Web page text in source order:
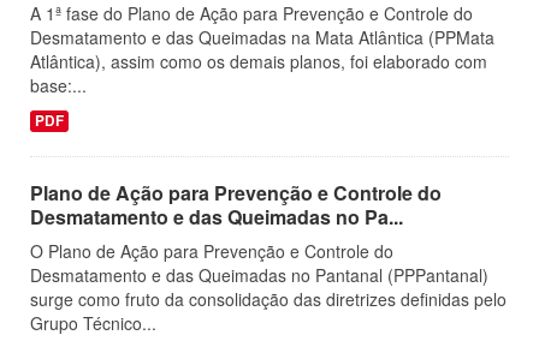
A 1ª fase do Plano de Ação para Prevenção e Controle do
Desmatamento e das Queimadas na Mata Atlântica (PPMata
Atlântica), assim como os demais planos, foi elaborado com
base:...
PDF
Plano de Ação para Prevenção e Controle do
Desmatamento e das Queimadas no Pa...
O Plano de Ação para Prevenção e Controle do
Desmatamento e das Queimadas no Pantanal (PPPantanal)
surge como fruto da consolidação das diretrizes definidas pelo
Grupo Técnico...